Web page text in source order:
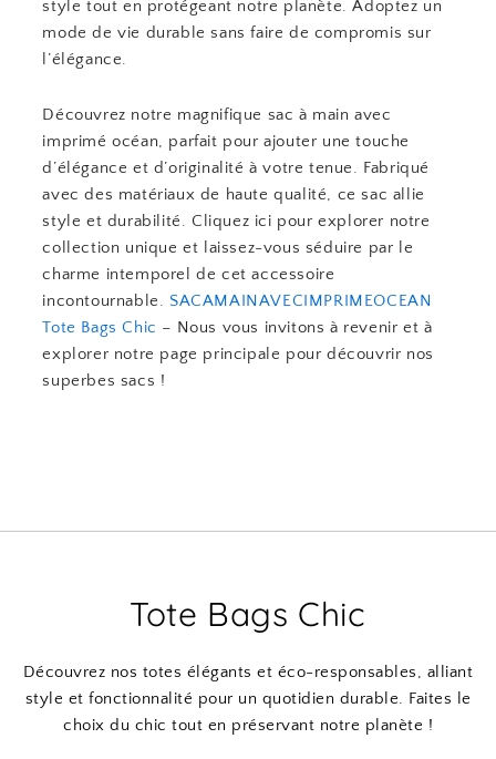
style tout en protégeant notre planète. Adoptez un
mode de vie durable sans faire de compromis sur
l’élégance.
Découvrez notre magnifique sac à main avec
imprimé océan, parfait pour ajouter une touche
d’élégance et d’originalité à votre tenue. Fabriqué
avec des matériaux de haute qualité, ce sac allie
style et durabilité. Cliquez ici pour explorer notre
collection unique et laissez-vous séduire par le
charme intemporel de cet accessoire
incontournable. SACAMAINAVECIMPRIMEOCEAN
Tote Bags Chic – Nous vous invitons à revenir et à
explorer notre page principale pour découvrir nos
superbes sacs !
Tote Bags Chic
Découvrez nos totes élégants et éco-responsables, alliant
style et fonctionnalité pour un quotidien durable. Faites le
choix du chic tout en préservant notre planète !